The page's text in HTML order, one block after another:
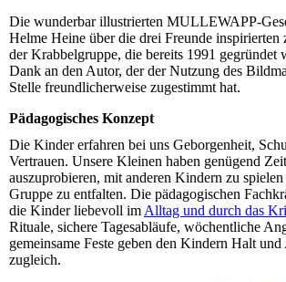
Die wunderbar illustrierten MULLEWAPP-
Helme Heine über die drei Freunde inspirierten
der Krabbelgruppe, die bereits 1991 gegründet
Dank an den Autor, der der Nutzung des
Stelle freundlicherweise zugestimmt hat.
Pädagogisches Konzept
Die Kinder erfahren bei uns Geborgenheit,
Vertrauen. Unsere Kleinen haben genügend
auszuprobieren, mit anderen Kindern zu
Gruppe zu entfalten. Die pädagogischen
die Kinder liebevoll im Alltag und durch das
Rituale, sichere Tagesabläufe, wöchentliche
gemeinsame Feste geben den Kindern Halt und
zugleich.